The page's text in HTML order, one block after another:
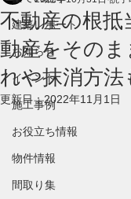
建築レポート
お知らせ
イベント
施工事例
お役立ち情報
物件情報
間取り集
不動産の根抵
動産をその
れや抹消方法
更新日：2022年11月1日